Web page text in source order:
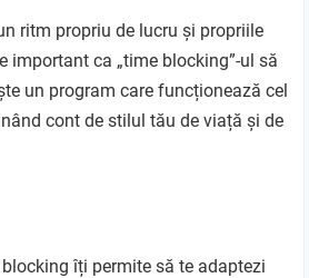
ritm propriu de lucru și propriile
important ca „time blocking”-ul să
un program care funcționează cel
cont de stilul tău de viață și de
îți permite să te adaptezi